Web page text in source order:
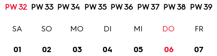
Programm
PW 32 PW 33 PW 34 PW 35 PW 36 PW 37 PW 38 PW 39
01
SA
02
SO
03
MO
04
DI
05
MI
06
DO
07
FR